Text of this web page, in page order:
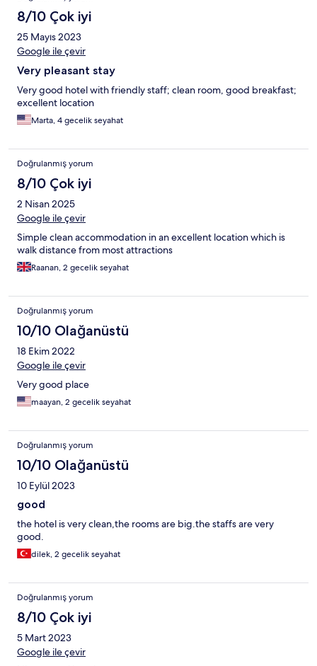
8/10 Çok iyi
25 Mayıs 2023
Google ile çevir
Very pleasant stay
Very good hotel with friendly staff; clean room, good breakfast;
excellent location
Marta, 4 gecelik seyahat
Doğrulanmış yorum
8/10 Çok iyi
2 Nisan 2025
Google ile çevir
Simple clean accommodation in an excellent location which is
walk distance from most attractions
Raanan, 2 gecelik seyahat
Doğrulanmış yorum
10/10 Olağanüstü
18 Ekim 2022
Google ile çevir
Very good place
maayan, 2 gecelik seyahat
Doğrulanmış yorum
10/10 Olağanüstü
10 Eylül 2023
good
the hotel is very clean,the rooms are big.the staffs are very
good.
dilek, 2 gecelik seyahat
Doğrulanmış yorum
8/10 Çok iyi
5 Mart 2023
Google ile çevir